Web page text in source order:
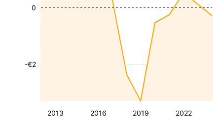
2013 2016 2019 2022
-€2
0